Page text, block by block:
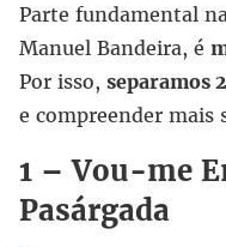
Parte fundamental
Manuel Bandeira, é
Por isso, separamos 2
e compreender mais
1 – Vou-me
Pasárgada